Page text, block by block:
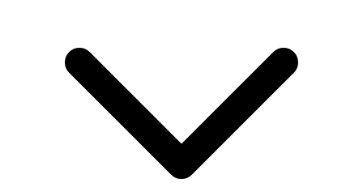
Kiszedő #2:
Kiszedő #2:4 – 8 mm
Kiszedő #3:
5 – 10 mm
Kiszedő #4:
6 – 12 mm